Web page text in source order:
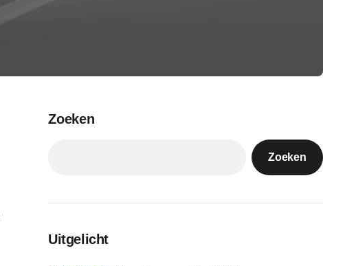
Zoeken
Zoeken
Uitgelicht